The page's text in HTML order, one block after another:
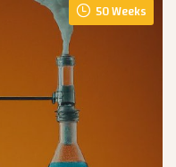
50 Weeks